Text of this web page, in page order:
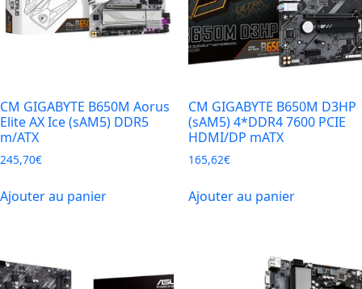
CM GIGABYTE B650M Aorus
Elite AX Ice (sAM5) DDR5
m/ATX
245,70€
Ajouter au panier
CM GIGABYTE B650M D3HP
(sAM5) 4*DDR4 7600 PCIE
HDMI/DP mATX
165,62€
Ajouter au panier